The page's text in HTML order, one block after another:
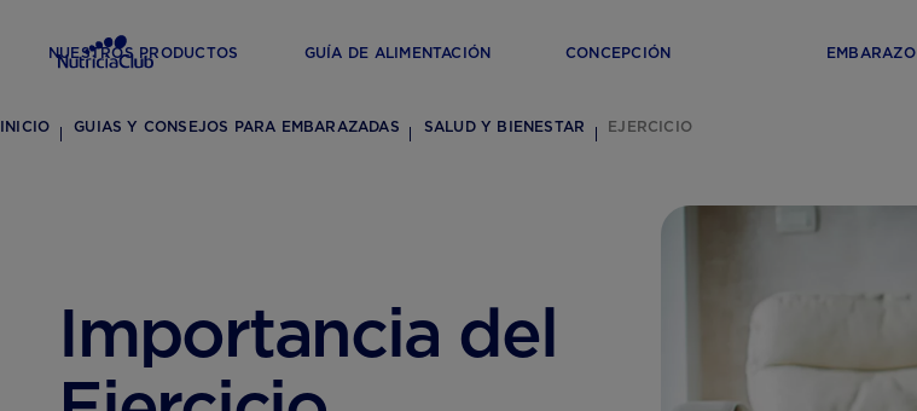
NUESTROS PRODUCTOS GUÍA DE ALIMENTACIÓN CONCEPCIÓN EMBARAZO
INICIO GUIAS Y CONSEJOS PARA EMBARAZADAS SALUD Y BIENESTAR EJERCICIO
Importancia del